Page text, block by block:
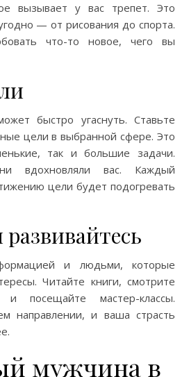
вызывает у вас трепет. Это
— от рисования до спорта.
что-то новое, чего вы
быстро угаснуть. Ставьте
цели в выбранной сфере. Это
так и большие задачи.
вдохновляли вас. Каждый
цели будет подогревать
и людьми, которые
Читайте книги, смотрите
посещайте мастер-классы.
направлении, и ваша страсть
мужчина в